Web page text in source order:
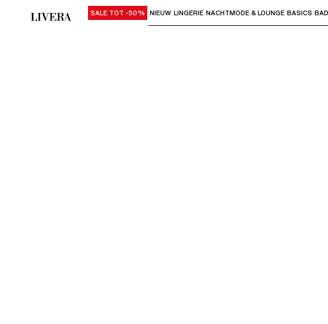
Gebruik "Pijl omlaag" of "Enter" om submenu's te
SALE TOT -50% NIEUW LINGERIE NACHTMODE & LOUNGE BASICS